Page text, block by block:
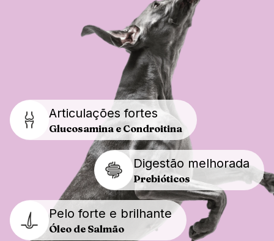
Articulações fortes
Glucosamina e Condroitina
Digestão melhorada
Prebióticos
Pelo forte e brilhante
Óleo de Salmão